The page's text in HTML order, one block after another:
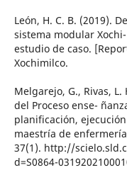
León, H. C. B. (2019).
sistema modular
estudio de caso.
Xochimilco.
Melgarejo, G., Rivas,
del Proceso ense-
planificación,
maestría de
37(1). http://
d=S0864-